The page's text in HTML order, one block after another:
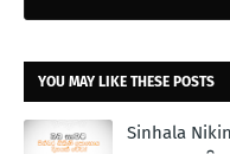
YOU MAY LIKE THESE POSTS
Sinhala